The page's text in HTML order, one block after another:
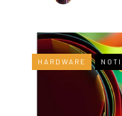
HARDWARE